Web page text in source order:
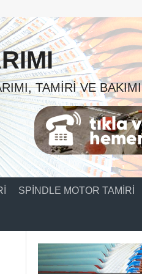
TAMIRI VE BAKIMI
SPINDLE MOTOR TAMIRI